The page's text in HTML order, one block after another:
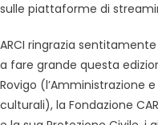
sulle piattaforme di
ARCI ringrazia
a fare grande questa
Rovigo (l’Amministrazione
culturali), la Fondazione